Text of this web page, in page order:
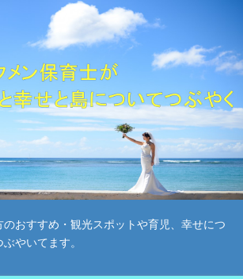
おすすめ・観光スポットや育児、幸せにつ
やいてます。